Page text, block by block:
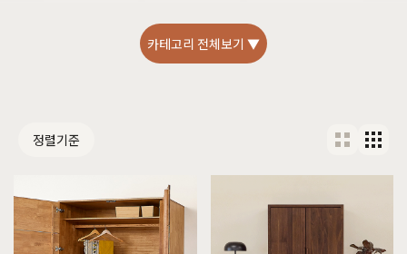
편백 (히노끼)
셀레스티얼 럭셔리 (티크)
카테고리 전체보기 ▼
정렬기준